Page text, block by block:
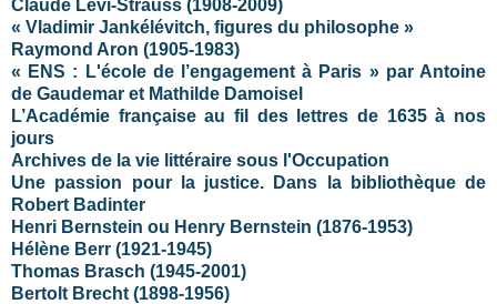
Claude Lévi-Strauss (1908-2009)
« Vladimir Jankélévitch, figures du philosophe »
Raymond Aron (1905-1983)
« ENS : L'école de l’engagement à Paris » par Antoine
de Gaudemar et Mathilde Damoisel
L’Académie française au fil des lettres de 1635 à nos
jours
Archives de la vie littéraire sous l'Occupation
Une passion pour la justice. Dans la bibliothèque de
Robert Badinter
Henri Bernstein ou Henry Bernstein (1876-1953)
Hélène Berr (1921-1945)
Thomas Brasch (1945-2001)
Bertolt Brecht (1898-1956)